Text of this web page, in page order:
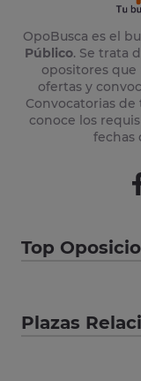
OpoBusca es el
Público. Se trata
opositores que
ofertas y
Convocatorias
conoce los
fechas
Top
Plazas